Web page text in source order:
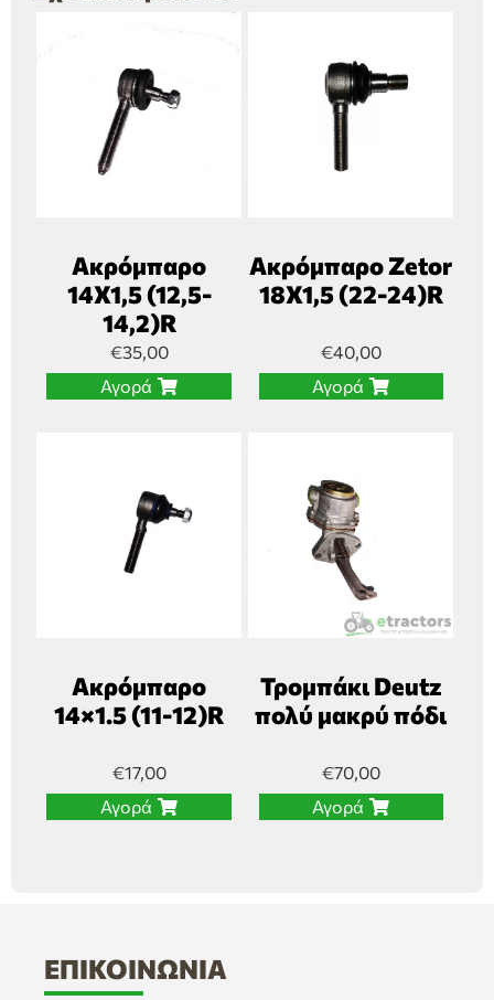
Ακρόμπαρο
14Χ1,5 (12,5-
14,2)R
€35,00
Αγορά
Ακρόμπαρο Zetor
18Χ1,5 (22-24)R
€40,00
Αγορά
Ακρόμπαρο
14×1.5 (11-12)R
€17,00
Αγορά
Τρομπάκι Deutz
πολύ μακρύ πόδι
€70,00
Αγορά
ΕΠΙΚΟΙΝΩΝΊΑ